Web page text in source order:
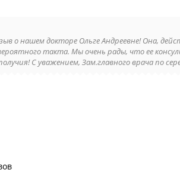
о нашем докторе Ольге Андреевне! Она,
такта. Мы очень рады, что ее
С уважением, Зам.главного врача по